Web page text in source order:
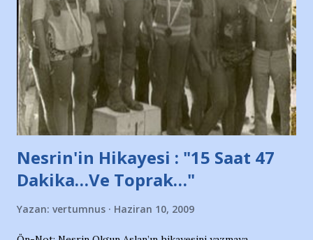
söylüyoruz. Bu son uyarımızdır. Bunun yanısıra, bu takımlara
ait tanıtıcı ilanların asılmasına izin veren Bursa Büyükşehir
Belediyesi ile mağazaların bulunduğu alışveriş merkezlerini
de kınıyoruz'' diye de eklemiş .. Blogumuzda okuduğum bu
yazının hemen ardından bu habe...
Nesrin'in Hikayesi : "15 Saat 47
Dakika…Ve Toprak…"
Yazan: vertumnus Haziran 10, 2009